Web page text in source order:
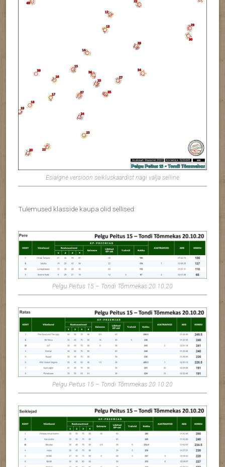
Esialgne versioon seikluskaardist nägi välja selline
Tulemused klasside kaupa olid sellised:
Pelgu Peitus 15 – Tondi Tõmmekas 20.10.20
Pelgu Peitus 15 – Tondi Tõmmekas 20.10.20